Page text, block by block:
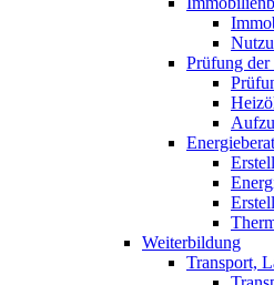
Prüfung
Weiterbildung
Transport,